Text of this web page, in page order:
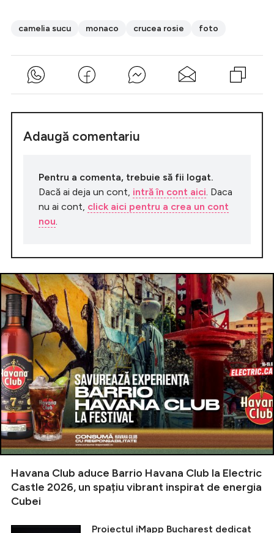
camelia sucu monaco crucea rosie foto
Adaugă comentariu
Pentru a comenta, trebuie să fii logat.
Dacă ai deja un cont, intră în cont aici . Daca
nu ai cont, click aici pentru a crea un cont
nou
Havana Club aduce Barrio Havana Club la Electric
Castle 2026, un spațiu vibrant inspirat de energia
Cubei
Proiectul iMapp Bucharest dedicat